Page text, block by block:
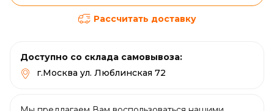
Рассчитать доставку
Доступно со склада самовывоза:
г.Москва ул. Люблинская 72